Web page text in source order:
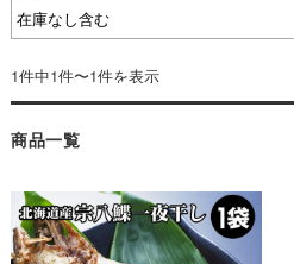
1件中1件〜1件を表示
商品一覧